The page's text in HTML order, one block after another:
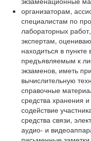
организаторам,
специалистам по
лабораторных
экспертам,
находиться в
предъявляемым к
экзаменов, иметь
вычислительную
справочные
средства хранения
содействие
средства связи,
аудио- и